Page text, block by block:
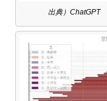
出典）ChatGPT